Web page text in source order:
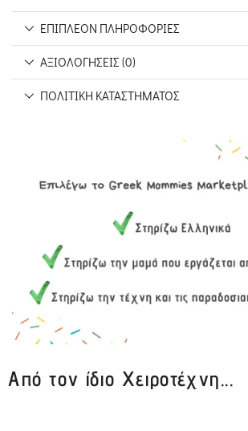
ΕΠΙΠΛΈΟΝ ΠΛΗΡΟΦΟΡΊΕΣ
ΑΞΙΟΛΟΓΉΣΕΙΣ (0)
ΠΟΛΙΤΙΚΉ ΚΑΤΑΣΤΉΜΑΤΟΣ
Από τον ίδιο Χειροτέχνη...